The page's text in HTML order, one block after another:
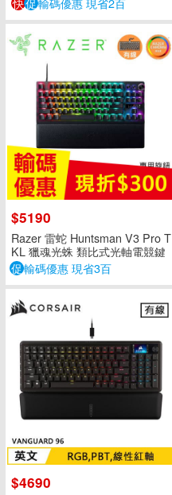
$5190
Razer 雷蛇 Huntsman V3 Pro T
KL 獵魂光蛛 類比式光軸電競鍵
盤 中文
促輸碼優惠 現省3百
$4690